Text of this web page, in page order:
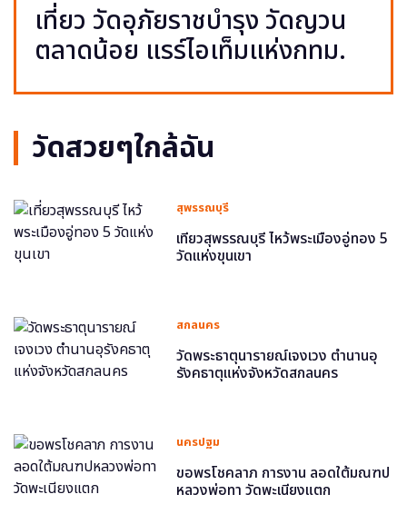
เที่ยว วัดอุภัยราชบำรุง วัดญวน
ตลาดน้อย แรร์ไอเท็มแห่งกทม.
วัดสวยๆใกล้ฉัน
สุพรรณบุรี
เที่ยวสุพรรณบุรี ไหว้พระเมืองอู่ทอง 5
วัดแห่งขุนเขา
สกลนคร
วัดพระธาตุนารายณ์เจงเวง ตำนานอุ
รังคธาตุแห่งจังหวัดสกลนคร
นครปฐม
ขอพรโชคลาภ การงาน ลอดใต้มณฑป
หลวงพ่อทา วัดพะเนียงแตก